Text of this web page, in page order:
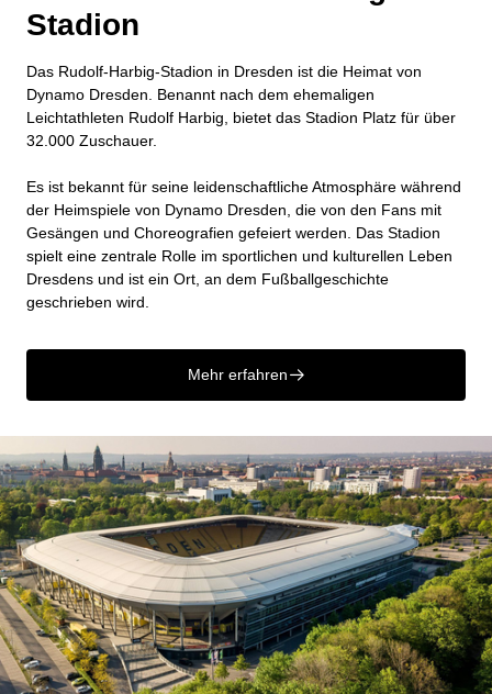
Stadion
Das Rudolf-Harbig-Stadion in Dresden ist die Heimat von
Dynamo Dresden. Benannt nach dem ehemaligen
Leichtathleten Rudolf Harbig, bietet das Stadion Platz für über
32.000 Zuschauer.
Es ist bekannt für seine leidenschaftliche Atmosphäre während
der Heimspiele von Dynamo Dresden, die von den Fans mit
Gesängen und Choreografien gefeiert werden. Das Stadion
spielt eine zentrale Rolle im sportlichen und kulturellen Leben
Dresdens und ist ein Ort, an dem Fußballgeschichte
geschrieben wird.
Mehr erfahren􀄫